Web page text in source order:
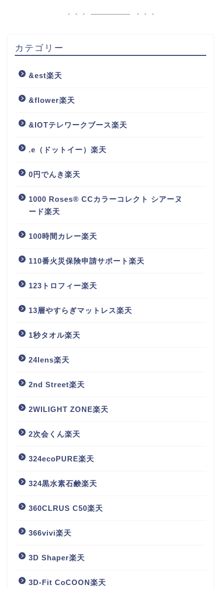
カテゴリー
&est楽天
&flower楽天
&IOTテレワークブース楽天
.e（ドットイー）楽天
0円でんき楽天
1000 Roses® CCカラーコレクト シアーヌ
ード楽天
100時間カレー楽天
110番火災保険申請サポート楽天
123トロフィー楽天
13層やすらぎマットレス楽天
1秒タオル楽天
24lens楽天
2nd Street楽天
2WILIGHT ZONE楽天
2次会くん楽天
324ecoPURE楽天
324黒水素石鹸楽天
360CLRUS C50楽天
366vivi楽天
3D Shaper楽天
3D-Fit CoCOON楽天